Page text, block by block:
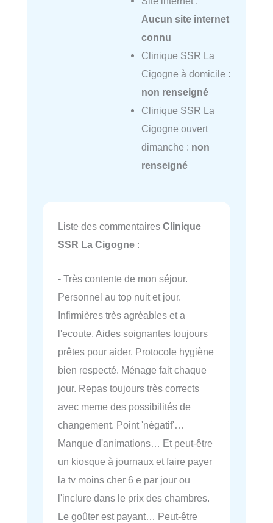
Aucun site internet
connu
Clinique SSR La
Cigogne à domicile :
non renseigné
Clinique SSR La
Cigogne ouvert
dimanche : non
renseigné
Liste des commentaires Clinique
SSR La Cigogne :
- Très contente de mon séjour.
Personnel au top nuit et jour.
Infirmières très agréables et a
l'ecoute. Aides soignantes toujours
prêtes pour aider. Protocole hygiène
bien respecté. Ménage fait chaque
jour. Repas toujours très corrects
avec meme des possibilités de
changement. Point 'négatif'…
Manque d'animations… Et peut-être
un kiosque à journaux et faire payer
la tv moins cher 6 e par jour ou
l'inclure dans le prix des chambres.
Le goûter est payant… Peut-être